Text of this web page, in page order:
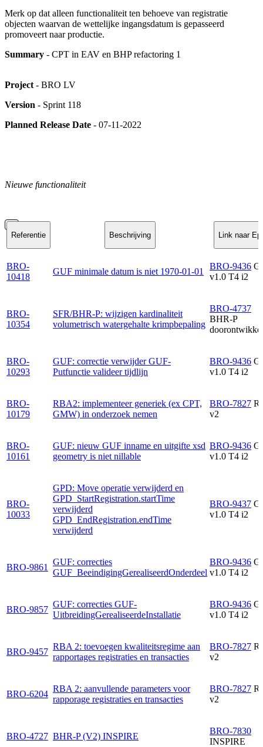
Merk op dat alleen functionaliteit ten behoeve van registratie
objecten waarvan de wettelijke ingangsdatum is gepasseerd
promoveert naar productie.
Summary - CPT in EAV en BHP refactoring 1
Project - BRO LV
Version - Sprint 118
Planned Release Date - 07-11-2022
Nieuwe functionaliteit
Referentie Beschrijving Link naar
BRO-
10418
GUF minimale datum is niet 1970-01-01
BRO-9436
v1.0 T4 i2
BRO-
10354
SFR/BHR-P: wijzigen kardinaliteit
volumetrisch watergehalte krimpbepaling
BRO-4737
BHR-P
BRO-
10293
GUF: correctie verwijder GUF-
Putfunctie valideer tijdlijn
BRO-9436
v1.0 T4 i2
BRO-
10179
RBA2: implementeer generiek (ex CPT,
GMW) in onderzoek nemen
BRO-7827
v2
BRO-
10161
GUF: nieuw GUF inname en uitgifte xsd
geometry is niet nillable
BRO-9436
v1.0 T4 i2
BRO-
10033
GPD: Move operatie verwijderd en
GPD_StartRegistration.startTime
verwijderd
GPD_EndRegistration.endTime
verwijderd
BRO-9437
v1.0 T4 i2
BRO-9861
GUF: correcties
GUF_BeeindigingGerealiseerdOnderdeel
BRO-9436
v1.0 T4 i2
BRO-9857
GUF: correcties GUF-
UitbreidingGerealiseerdeInstallatie
BRO-9436
v1.0 T4 i2
BRO-9457
RBA 2: toevoegen kwaliteitsregime aan
rapportages registraties en transacties
BRO-7827
v2
BRO-6204
RBA 2: aanvullende parameters voor
rapporage registraties en transacties
BRO-7827
v2
BRO-4727 BHR-P (V2) INSPIRE
BRO-7830
INSPIRE